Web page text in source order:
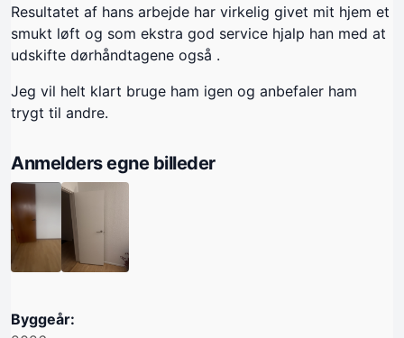
Resultatet af hans arbejde har virkelig givet mit hjem et
smukt løft og som ekstra god service hjalp han med at
udskifte dørhåndtagene også .
Jeg vil helt klart bruge ham igen og anbefaler ham
trygt til andre.
Anmelders egne billeder
Byggeår: